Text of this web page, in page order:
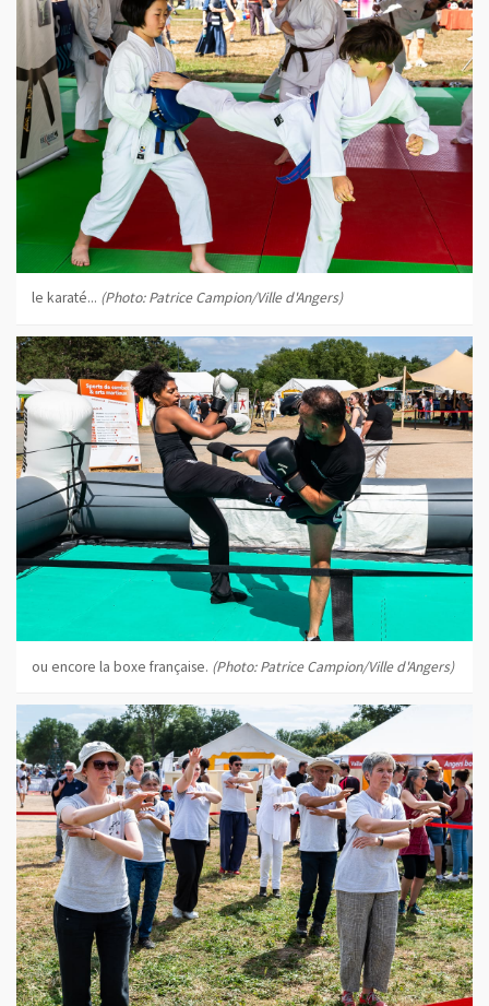
le karaté... (Photo: Patrice Campion/Ville d'Angers)
ou encore la boxe française. (Photo: Patrice Campion/Ville d'Angers)